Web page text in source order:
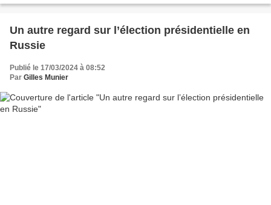
Un autre regard sur l’élection présidentielle en
Russie
Publié le 17/03/2024 à 08:52
Par Gilles Munier